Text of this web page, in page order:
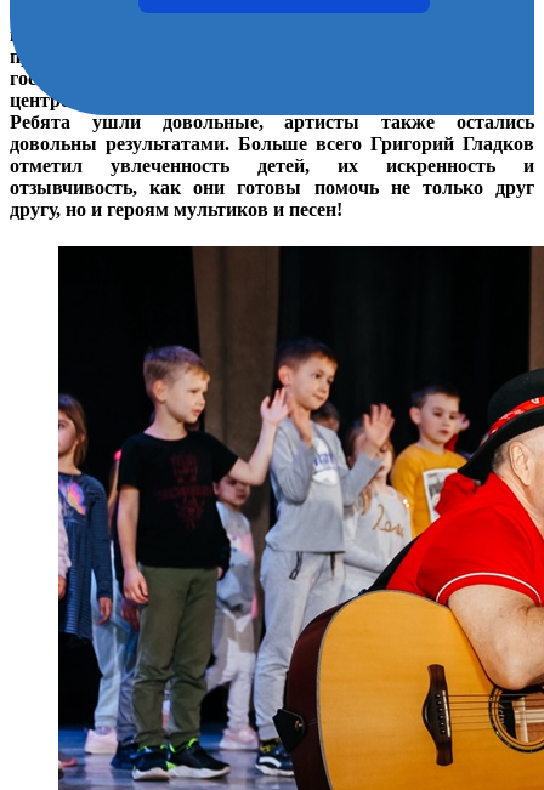
Во второй конкурсный день кинофестиваля (второй
конкурсный, но третий день фестиваля!) образовательные
программы продолжили свою увлекательную работу. «В
гостях у Союзмультфильма» в Морском культурном
центре было также интересно, весело и познавательно!
Ребята ушли довольные, артисты также остались
довольны результатами. Больше всего Григорий Гладков
отметил увлеченность детей, их искренность и
отзывчивость, как они готовы помочь не только друг
другу, но и героям мультиков и песен!